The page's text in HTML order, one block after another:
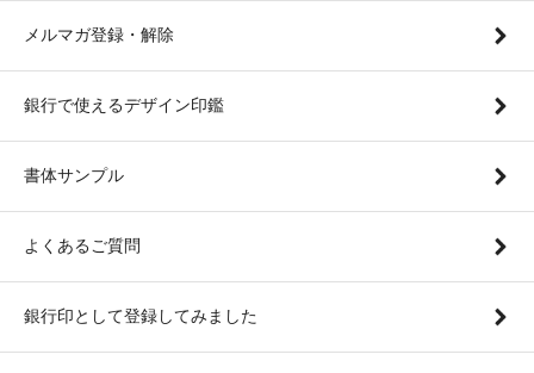
メルマガ登録・解除
銀行で使えるデザイン印鑑
書体サンプル
よくあるご質問
銀行印として登録してみました